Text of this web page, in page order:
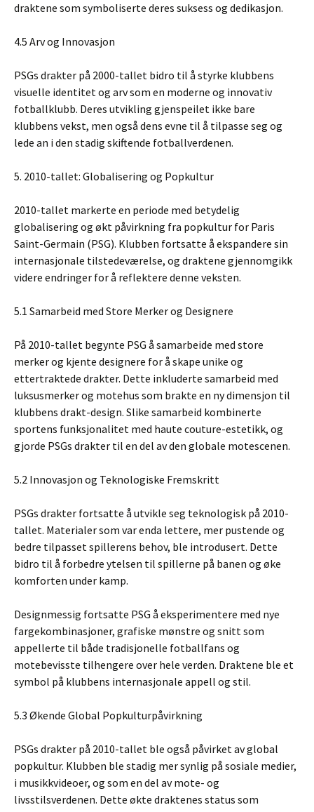
draktene som symboliserte deres suksess og dedikasjon.
4.5 Arv og Innovasjon
PSGs drakter på 2000-tallet bidro til å styrke klubbens
visuelle identitet og arv som en moderne og innovativ
fotballklubb. Deres utvikling gjenspeilet ikke bare
klubbens vekst, men også dens evne til å tilpasse seg og
lede an i den stadig skiftende fotballverdenen.
5. 2010-tallet: Globalisering og Popkultur
2010-tallet markerte en periode med betydelig
globalisering og økt påvirkning fra popkultur for Paris
Saint-Germain (PSG). Klubben fortsatte å ekspandere sin
internasjonale tilstedeværelse, og draktene gjennomgikk
videre endringer for å reflektere denne veksten.
5.1 Samarbeid med Store Merker og Designere
På 2010-tallet begynte PSG å samarbeide med store
merker og kjente designere for å skape unike og
ettertraktede drakter. Dette inkluderte samarbeid med
luksusmerker og motehus som brakte en ny dimensjon til
klubbens drakt-design. Slike samarbeid kombinerte
sportens funksjonalitet med haute couture-estetikk, og
gjorde PSGs drakter til en del av den globale motescenen.
5.2 Innovasjon og Teknologiske Fremskritt
PSGs drakter fortsatte å utvikle seg teknologisk på 2010-
tallet. Materialer som var enda lettere, mer pustende og
bedre tilpasset spillerens behov, ble introdusert. Dette
bidro til å forbedre ytelsen til spillerne på banen og øke
komforten under kamp.
Designmessig fortsatte PSG å eksperimentere med nye
fargekombinasjoner, grafiske mønstre og snitt som
appellerte til både tradisjonelle fotballfans og
motebevisste tilhengere over hele verden. Draktene ble et
symbol på klubbens internasjonale appell og stil.
5.3 Økende Global Popkulturpåvirkning
PSGs drakter på 2010-tallet ble også påvirket av global
popkultur. Klubben ble stadig mer synlig på sosiale medier,
i musikkvideoer, og som en del av mote- og
livsstilsverdenen. Dette økte draktenes status som